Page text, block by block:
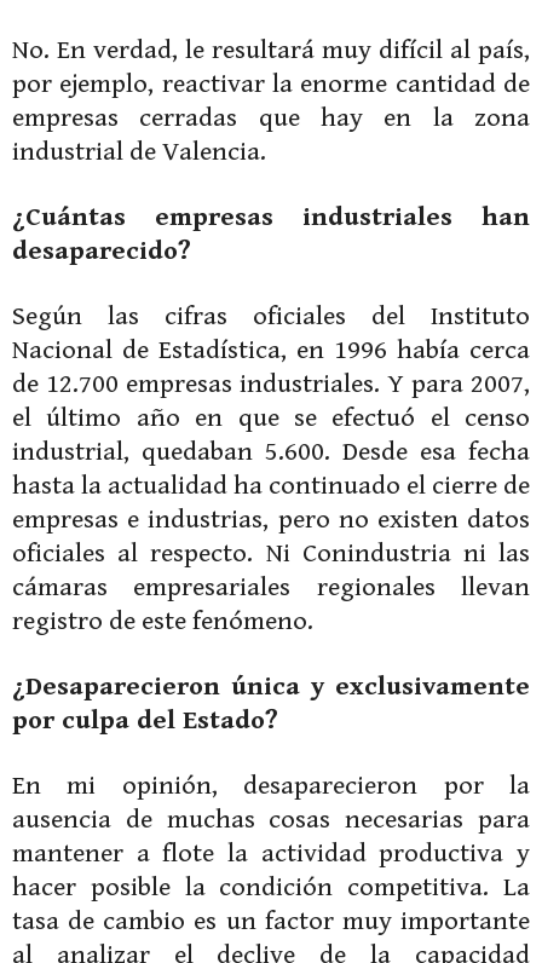
No. En verdad, le resultará muy difícil al país,
por ejemplo, reactivar la enorme cantidad de
empresas cerradas que hay en la zona
industrial de Valencia.
¿Cuántas empresas industriales han
desaparecido?
Según las cifras oficiales del Instituto
Nacional de Estadística, en 1996 había cerca
de 12.700 empresas industriales. Y para 2007,
el último año en que se efectuó el censo
industrial, quedaban 5.600. Desde esa fecha
hasta la actualidad ha continuado el cierre de
empresas e industrias, pero no existen datos
oficiales al respecto. Ni Conindustria ni las
cámaras empresariales regionales llevan
registro de este fenómeno.
¿Desaparecieron única y exclusivamente
por culpa del Estado?
En mi opinión, desaparecieron por la
ausencia de muchas cosas necesarias para
mantener a flote la actividad productiva y
hacer posible la condición competitiva. La
tasa de cambio es un factor muy importante
al analizar el declive de la capacidad